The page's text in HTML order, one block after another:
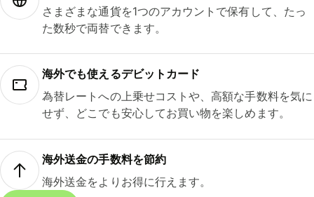
さまざまな通貨を1つのアカウントで保有して、たっ
た数秒で両替できます。
海外でも使えるデビットカード
為替レートへの上乗せコストや、高額な手数料を気に
せず、どこでも安心してお買い物を楽しめます。
海外送金の手数料を節約
海外送金をよりお得に行えます。